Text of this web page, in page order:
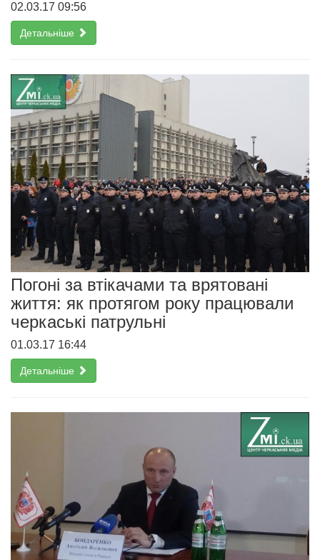
02.03.17 09:56
Детальніше
Погоні за втікачами та врятовані
життя: як протягом року працювали
черкаські патрульні
01.03.17 16:44
Детальніше